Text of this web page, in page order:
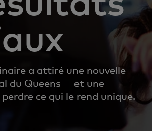
a attiré une nouvelle
du Queens — et une
ce qui le rend unique.